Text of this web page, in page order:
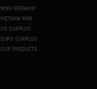
WWII GERMANY
VIETNAM WAR
US SURPLUS
EURO SURPLUS
OUR PRODUCTS